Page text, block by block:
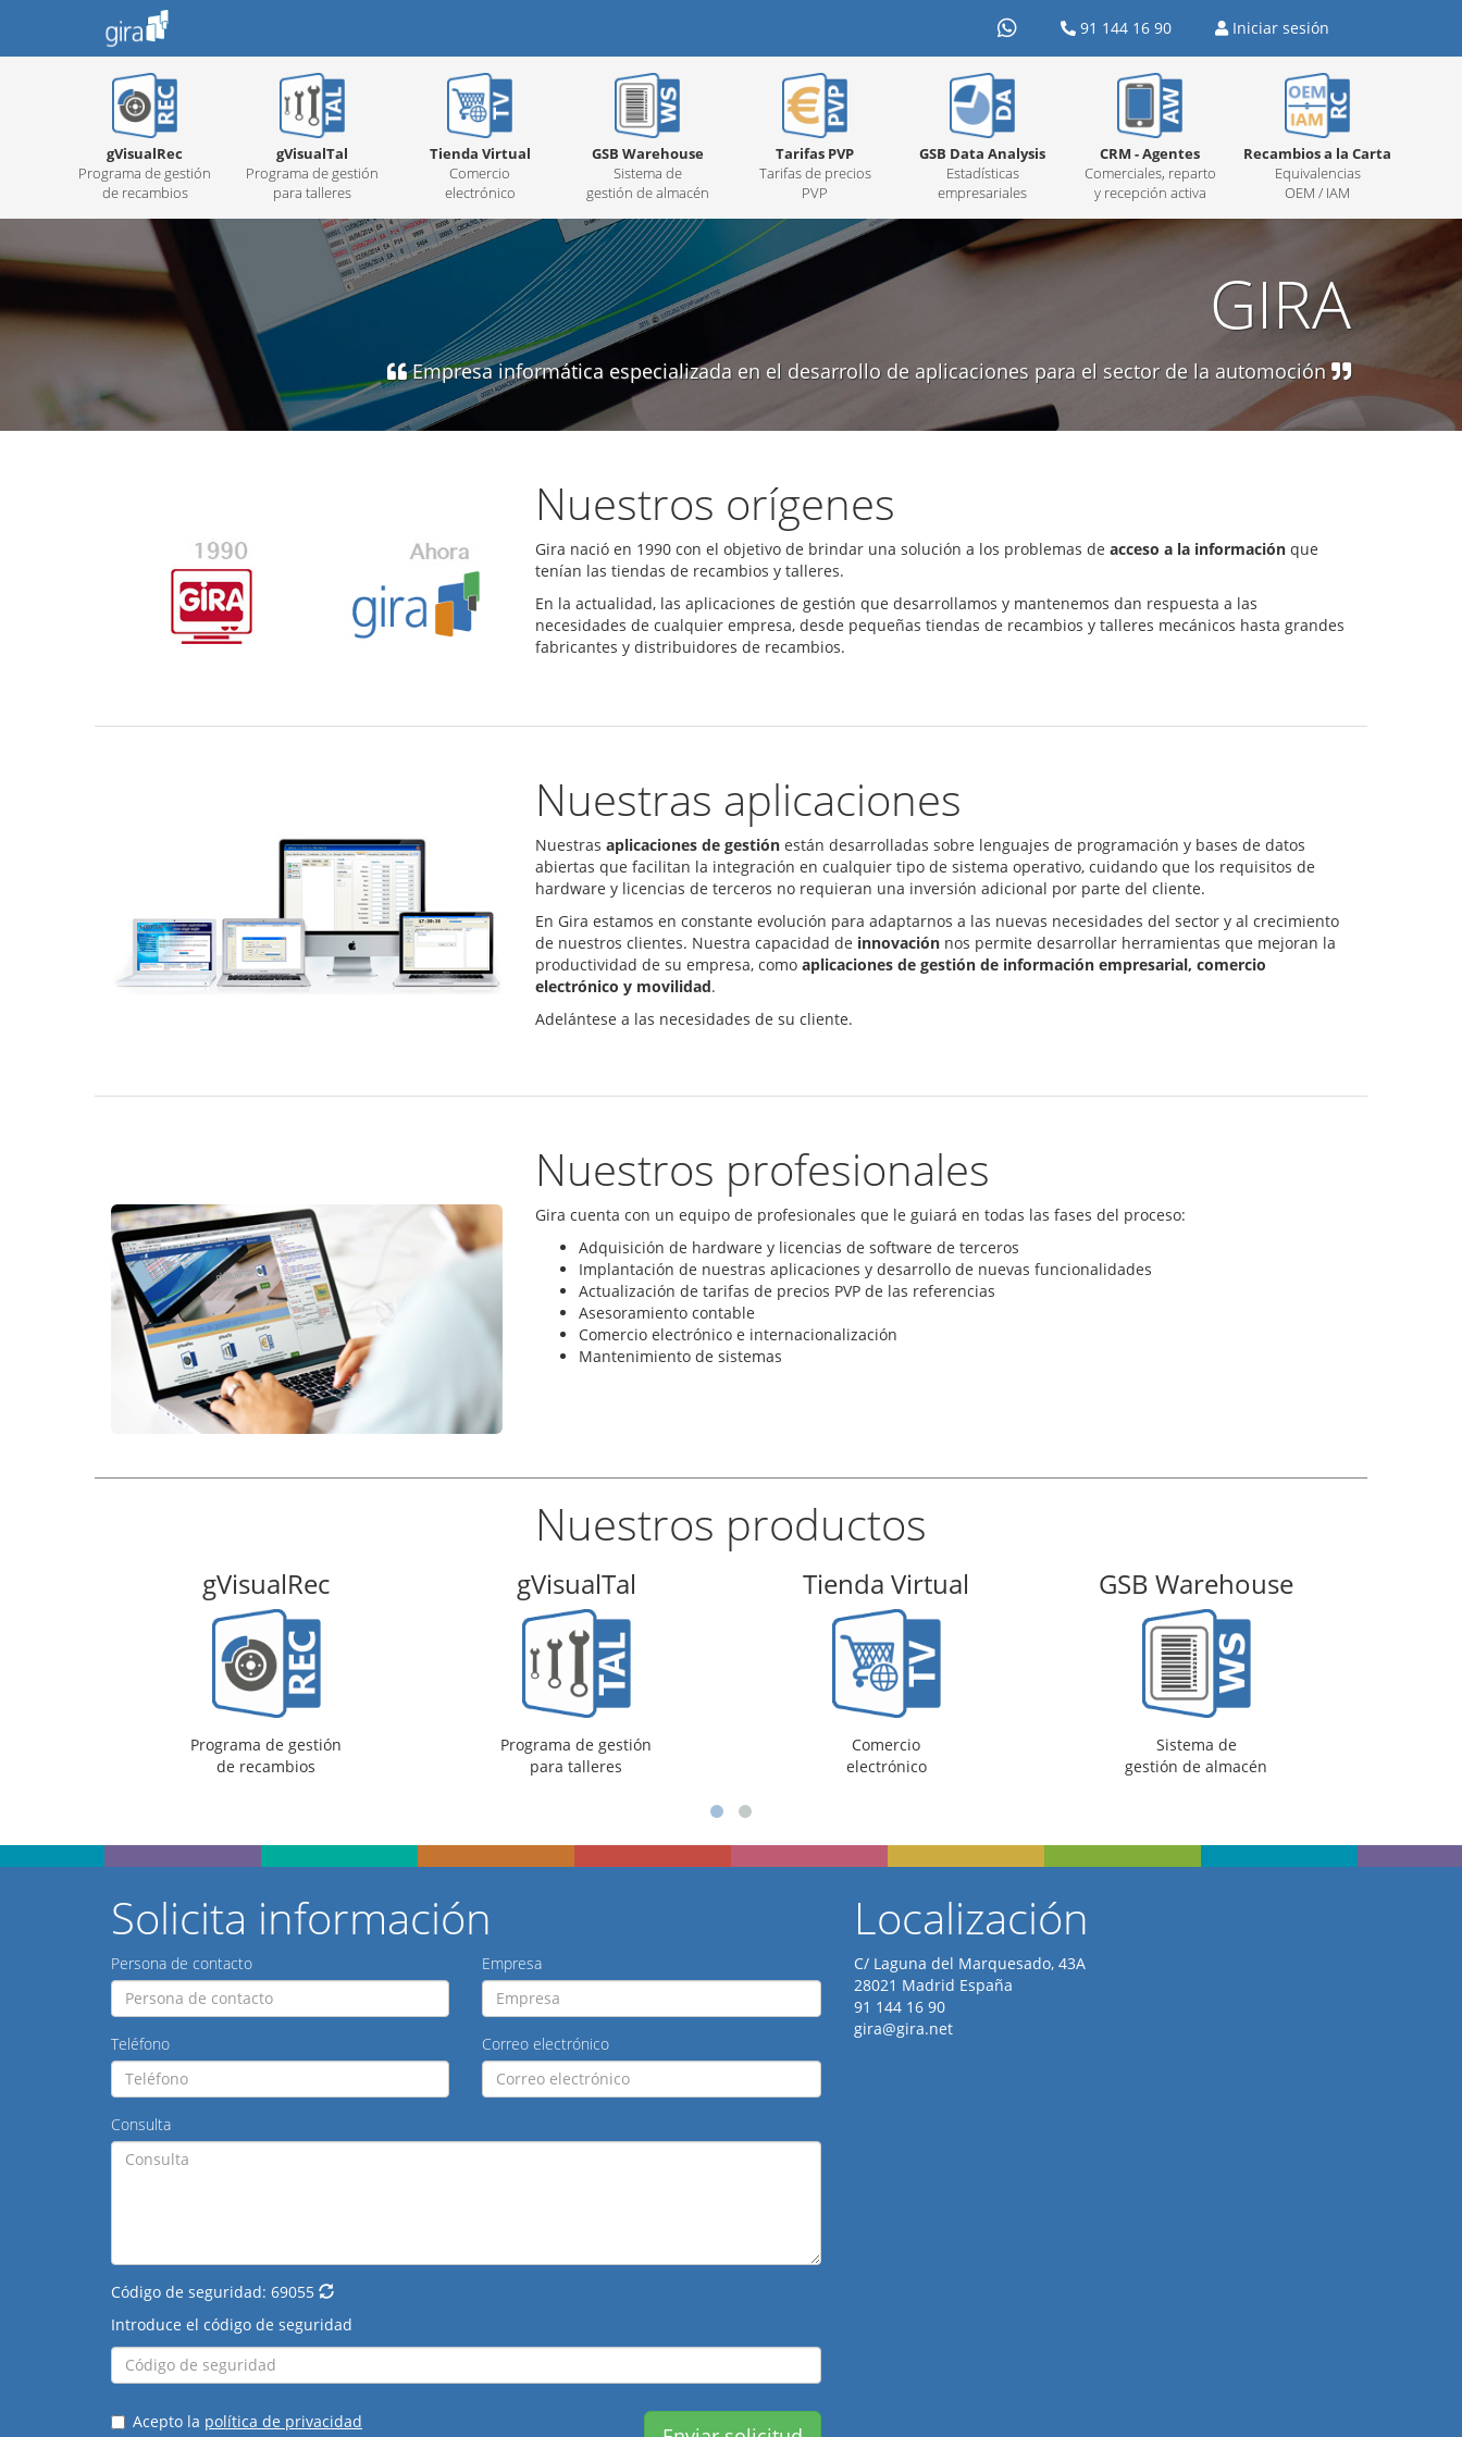
91 144 16 90 Iniciar sesión
gVisualRec
Programa de gestión
de recambios
gVisualTal
Programa de gestión
para talleres
Tienda Virtual
Comercio
electrónico
GSB Warehouse
Sistema de
gestión de almacén
Tarifas PVP
Tarifas de precios
PVP
GSB Data Analysis
Estadísticas
empresariales
CRM - Agentes
Comerciales, reparto
y recepción activa
Recambios a la Carta
Equivalencias
OEM / IAM
GIRA
Empresa informática especializada en el desarrollo de aplicaciones para el sector de la automoción
Nuestros orígenes
Gira nació en 1990 con el objetivo de brindar una solución a los problemas de acceso a la información que
tenían las tiendas de recambios y talleres.
En la actualidad, las aplicaciones de gestión que desarrollamos y mantenemos dan respuesta a las
necesidades de cualquier empresa, desde pequeñas tiendas de recambios y talleres mecánicos hasta grandes
fabricantes y distribuidores de recambios.
Nuestras aplicaciones
Nuestras aplicaciones de gestión están desarrolladas sobre lenguajes de programación y bases de datos
abiertas que facilitan la integración en cualquier tipo de sistema operativo, cuidando que los requisitos de
hardware y licencias de terceros no requieran una inversión adicional por parte del cliente.
En Gira estamos en constante evolución para adaptarnos a las nuevas necesidades del sector y al crecimiento
de nuestros clientes. Nuestra capacidad de innovación nos permite desarrollar herramientas que mejoran la
productividad de su empresa, como aplicaciones de gestión de información empresarial, comercio
electrónico y movilidad.
Adelántese a las necesidades de su cliente.
Nuestros profesionales
Gira cuenta con un equipo de profesionales que le guiará en todas las fases del proceso:
Adquisición de hardware y licencias de software de terceros
Implantación de nuestras aplicaciones y desarrollo de nuevas funcionalidades
Actualización de tarifas de precios PVP de las referencias
Asesoramiento contable
Comercio electrónico e internacionalización
Mantenimiento de sistemas
Nuestros productos
gVisualRec
Programa de gestión
de recambios
gVisualTal
Programa de gestión
para talleres
Tienda Virtual
Comercio
electrónico
GSB Warehouse
Sistema de
gestión de almacén
Solicita información
Persona de contacto Empresa
Teléfono Correo electrónico
Consulta
Código de seguridad: 69055
Introduce el código de seguridad
Acepto la política de privacidad
Localización
C/ Laguna del Marquesado, 43A
28021 Madrid España
91 144 16 90
gira@gira.net